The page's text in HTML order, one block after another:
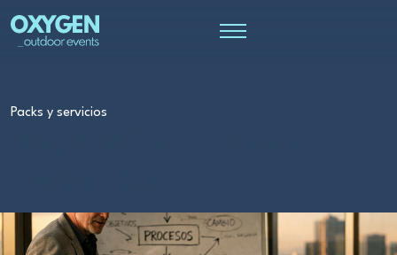
Packs y servicios